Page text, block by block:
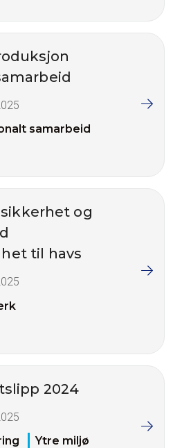
samarbeid
og
til havs
2024
Ytre miljø